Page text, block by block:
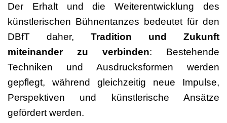
Der Erhalt und die Weiterentwicklung des
künstlerischen Bühnentanzes bedeutet für den
DBfT daher, Tradition und Zukunft
miteinander zu verbinden: Bestehende
Techniken und Ausdrucksformen werden
gepflegt, während gleichzeitig neue Impulse,
Perspektiven und künstlerische Ansätze
gefördert werden.